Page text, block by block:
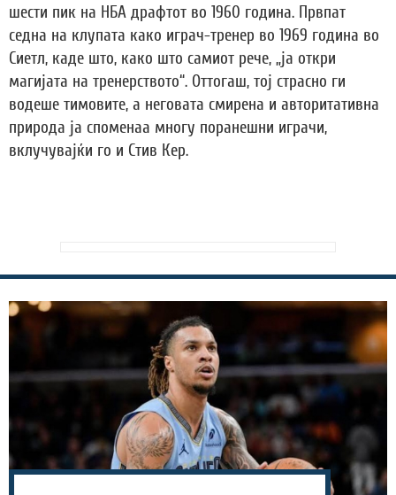
шести пик на НБА драфтот во 1960 година. Првпат
седна на клупата како играч-тренер во 1969 година во
Сиетл, каде што, како што самиот рече, „ја откри
магијата на тренерството“. Оттогаш, тој страсно ги
водеше тимовите, а неговата смирена и авторитативна
природа ја споменаа многу поранешни играчи,
вклучувајќи го и Стив Кер.